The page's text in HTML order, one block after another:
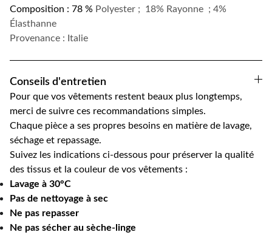
Composition : 78 % Polyester ; 18% Rayonne ; 4%
Élasthanne
Provenance : Italie
Conseils d'entretien
Pour que vos vêtements restent beaux plus longtemps,
merci de suivre ces recommandations simples.
Chaque pièce a ses propres besoins en matière de lavage,
séchage et repassage.
Suivez les indications ci-dessous pour préserver la qualité
des tissus et la couleur de vos vêtements :
Lavage à 30°C
Pas de nettoyage à sec
Ne pas repasser
Ne pas sécher au sèche-linge